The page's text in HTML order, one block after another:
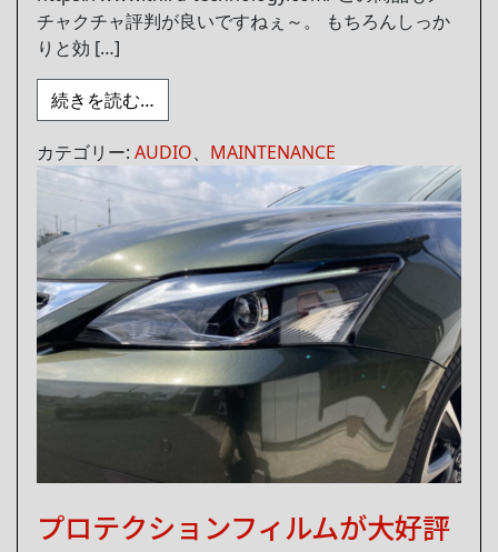
チャクチャ評判が良いですねぇ～。 もちろんしっか
りと効 […]
続きを読む…
カテゴリー: AUDIO、 MAINTENANCE
プロテクションフィルムが大好評